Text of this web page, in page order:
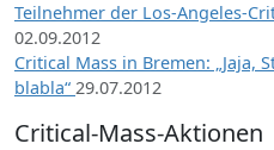
Teilnehmer der Los-Angeles-
02.09.2012
Critical Mass in Bremen: „Jaja,
blabla“ 29.07.2012
Critical-Mass-Aktionen